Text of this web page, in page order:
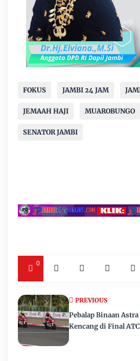
FOKUS JAMBI 24 JAM
JEMAAH HAJI MUAROBUNGO
SENATOR JAMBI
0
PREVIOUS
Pebalap Binaan
Kencang di Final